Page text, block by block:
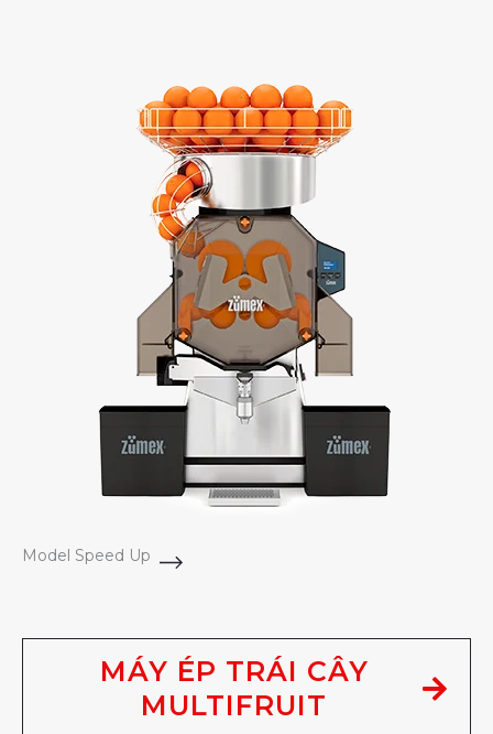
Model Speed Up
MÁY ÉP TRÁI CÂY
MULTIFRUIT